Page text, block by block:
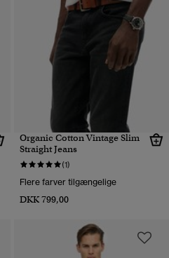
Organic Cotton Vintage Slim
Straight Jeans
(1)
Flere farver tilgængelige
DKK 799,00